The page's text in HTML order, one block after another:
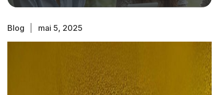
Blog mai 5, 2025